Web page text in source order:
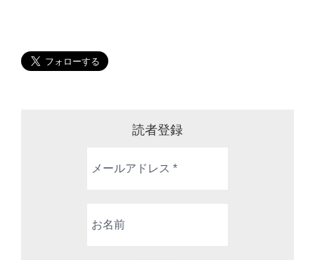
読者登録
ー